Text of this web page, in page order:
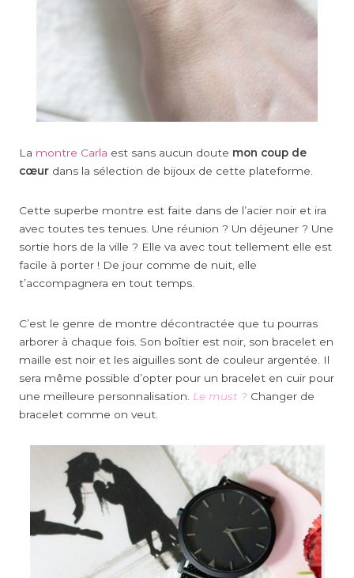
La montre Carla est sans aucun doute mon coup de
cœur dans la sélection de bijoux de cette plateforme.
Cette superbe montre est faite dans de l’acier noir et ira
avec toutes tes tenues. Une réunion ? Un déjeuner ? Une
sortie hors de la ville ? Elle va avec tout tellement elle est
facile à porter ! De jour comme de nuit, elle
t’accompagnera en tout temps.
C’est le genre de montre décontractée que tu pourras
arborer à chaque fois. Son boîtier est noir, son bracelet en
maille est noir et les aiguilles sont de couleur argentée. Il
sera même possible d’opter pour un bracelet en cuir pour
une meilleure personnalisation. Le must ? Changer de
bracelet comme on veut.